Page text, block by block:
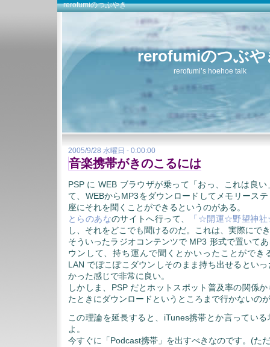
rerofumiのつぶやき
rerofumiのつぶや
rerofumi’s hoehoe talk
2005/9/28 水曜日 - 0:00:00
音楽携帯がきのこるには
PSP に WEB ブラウザが乗って「おっ、これは良
て、WEBからMP3をダウンロードしてメモリース
座にそれを聞くことができるというのがある。
とらのあなのサイトへ行って、
「☆開運☆野望神
し、それをどこでも聞けるのだ。これは、実際にで
そういったラジオコンテンツで MP3 形式で置いて
ウンして、持ち運んで聞くとかいったことができ
LAN でぽこぽこダウンしそのまま持ち出せるとい
かった感じで非常に良い。
しかしま、PSP だとホットスポット普及率の関係
たときにダウンロードというところまで行かないの
この理論を延長すると、iTunes携帯とか言ってい
よ。
今すぐに「Podcast携帯」を出すべきなのです。(た